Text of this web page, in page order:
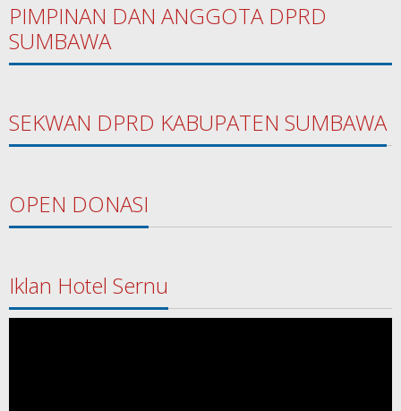
PIMPINAN DAN ANGGOTA DPRD
SUMBAWA
SEKWAN DPRD KABUPATEN SUMBAWA
OPEN DONASI
Iklan Hotel Sernu